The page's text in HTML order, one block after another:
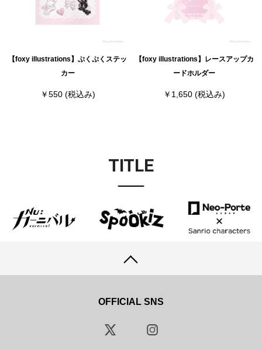
【foxy illustrations】ぷくぷくステッ
カー
￥550 (税込み)
【foxy illustrations】レースアップカ
ードホルダー
￥1,650(税込み)
TITLE
OFFICIAL SNS